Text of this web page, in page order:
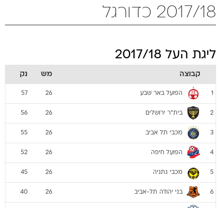
2017/18 כדורגל
ליגת העל 2017/18
קבוצה מש נק
1 הפועל באר שבע 26
57
2 בית"ר ירושלים 26
56
3 מכבי תל אביב 26
55
4 הפועל חיפה 26
52
5 מכבי נתניה 26
45
6 בני יהודה תל-אביב 26
40